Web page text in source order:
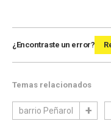
¿Encontraste un error?
Temas relacionados
barrio Peñarol